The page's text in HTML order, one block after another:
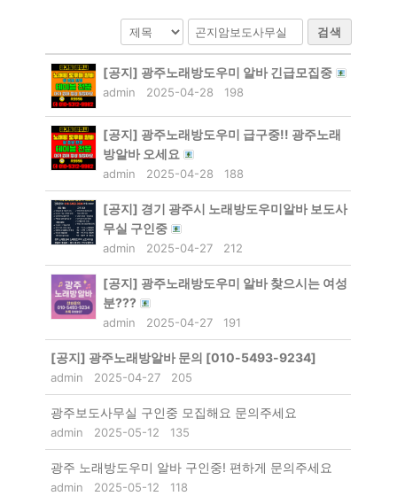
검색
[공지] 광주노래방도우미 알바 긴급모집중
admin 2025-04-28 198
[공지] 광주노래방도우미 급구중!! 광주노래
방알바 오세요
admin 2025-04-28 188
[공지] 경기 광주시 노래방도우미알바 보도사
무실 구인중
admin 2025-04-27 212
[공지] 광주노래방도우미 알바 찾으시는 여성
분???
admin 2025-04-27 191
[공지] 광주노래방알바 문의 [010-5493-9234]
admin 2025-04-27 205
광주보도사무실 구인중 모집해요 문의주세요
admin 2025-05-12 135
광주 노래방도우미 알바 구인중! 편하게 문의주세요
admin 2025-05-12 118